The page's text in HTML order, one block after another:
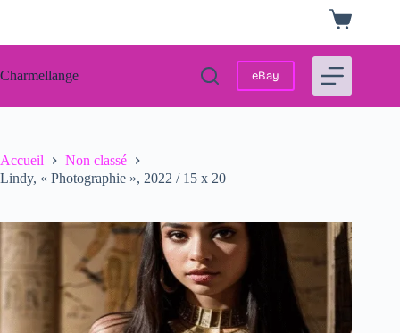
Panier
d’achat
Charmellange eBay
Accueil
Non classé
Lindy, « Photographie », 2022 / 15 x 20